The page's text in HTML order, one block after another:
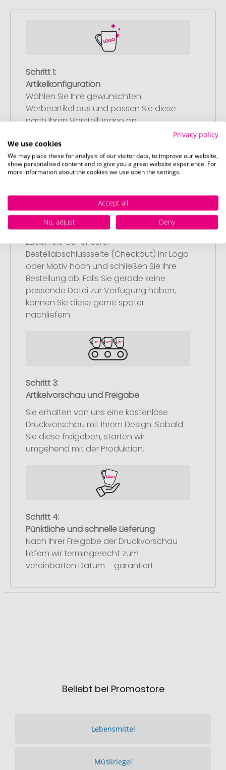
Schritt 1:
Artikelkonfiguration
Wählen Sie Ihre gewünschten
Werbeartikel aus und passen Sie diese
nach Ihren Vorstellungen an.
Anschließend legen Sie die konfigurierten
Artikel in Ihren Warenkorb.
Schritt 2:
Upload Ihres Logos oder Motivs
Laden Sie auf unserer
Bestellabschlussseite (Checkout) Ihr Logo
oder Motiv hoch und schließen Sie Ihre
Bestellung ab. Falls Sie gerade keine
passende Datei zur Verfügung haben,
können Sie diese gerne später
nachliefern.
Schritt 3:
Artikelvorschau und Freigabe
Sie erhalten von uns eine kostenlose
Druckvorschau mit Ihrem Design. Sobald
Sie diese freigeben, starten wir
umgehend mit der Produktion.
Schritt 4:
Pünktliche und schnelle Lieferung
Nach Ihrer Freigabe der Druckvorschau
liefern wir termingerecht zum
vereinbarten Datum – garantiert.
Beliebt bei Promostore
Lebensmittel
Müsliriegel
Privacy policy
We use cookies
We may place these for analysis of our visitor data, to improve our website,
show personalised content and to give you a great website experience. For
more information about the cookies we use open the settings.
Accept all
No, adjust
Deny